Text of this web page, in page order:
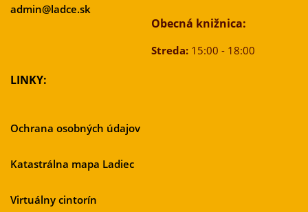
admin@ladce.sk
Obecná knižnica:
Streda:15:00 - 18:00
LINKY:
Ochrana osobných údajov
Katastrálna mapa Ladiec
Virtuálny cintorín